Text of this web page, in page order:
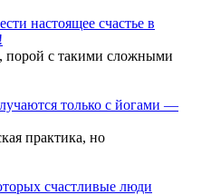
настоящее счастье в
порой с такими сложными
только с йогами —
практика, но
счастливые люди